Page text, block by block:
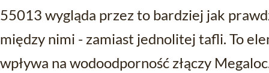
55013 wygląda przez to bardziej jak
między nimi - zamiast jednolitej tafli. To
wpływa na wodoodporność złączy